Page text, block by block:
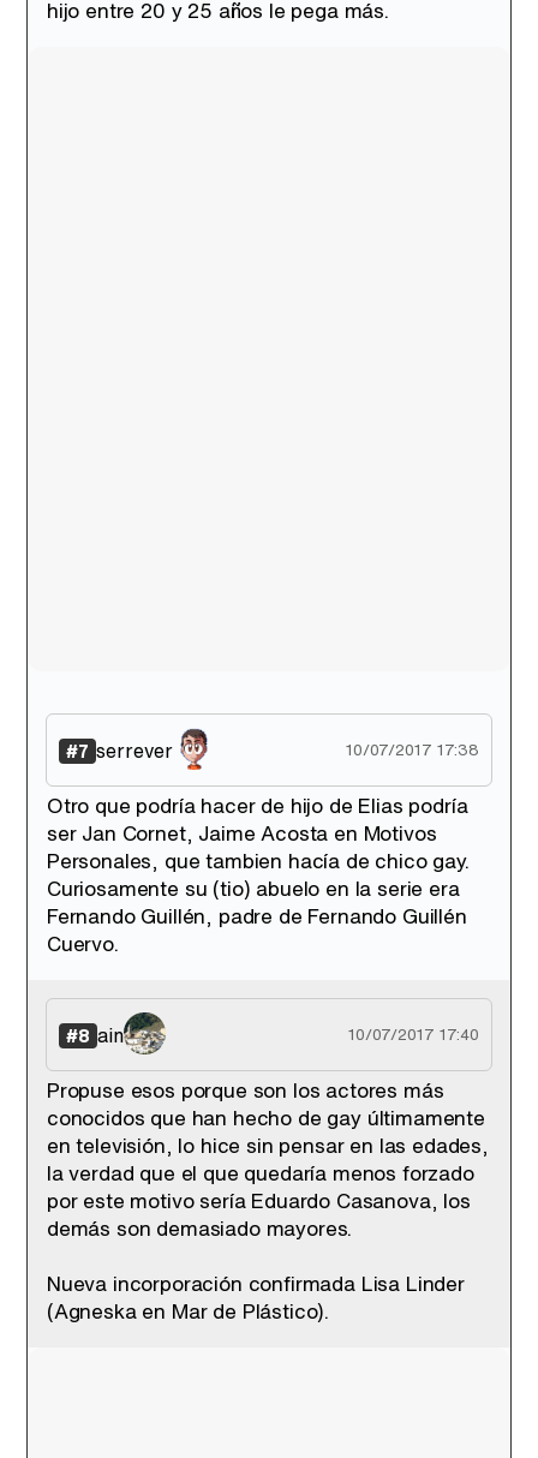
hijo entre 20 y 25 años le pega más.
#7 serrever 10/07/2017 17:38
Otro que podría hacer de hijo de Elias podría
ser Jan Cornet, Jaime Acosta en Motivos
Personales, que tambien hacía de chico gay.
Curiosamente su (tio) abuelo en la serie era
Fernando Guillén, padre de Fernando Guillén
Cuervo.
#8 ain 10/07/2017 17:40
Propuse esos porque son los actores más
conocidos que han hecho de gay últimamente
en televisión, lo hice sin pensar en las edades,
la verdad que el que quedaría menos forzado
por este motivo sería Eduardo Casanova, los
demás son demasiado mayores.
Nueva incorporación confirmada Lisa Linder
(Agneska en Mar de Plástico).